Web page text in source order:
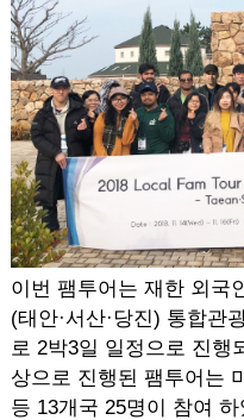
이번 팸투어는 재한 외국
(태안·서산·당진) 통합관
로 2박3일 일정으로 진행
상으로 진행된 팸투어는
등 13개국 25명이 참여